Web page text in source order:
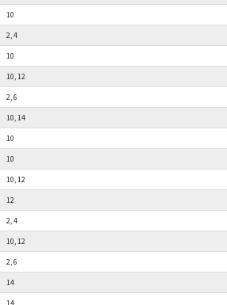
10
2, 4
10
10, 12
2, 6
10, 14
10
10
10, 12
12
2, 4
10, 12
2, 6
14